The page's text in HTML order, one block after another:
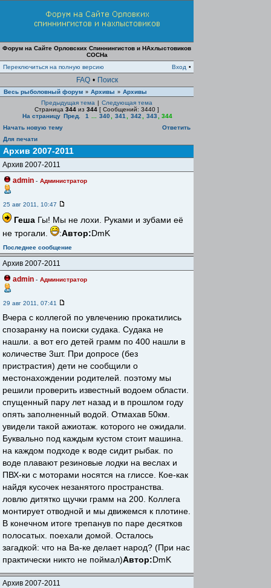
Форум на Сайте Орловских Спиннингистов и НАхлыстовиков
СОСНа
Переключиться на полную версию
Вход •
FAQ • Поиск
Весь рыболовный форум » Архивы » Архивы
Предыдущая тема | Следующая тема
Страница 344 из 344 [ Сообщений: 3440 ]
На страницу Пред. 1 340 341 342 343
344
Начать новую тему
Ответить
Для печати
Архив 2007-2011
Архив 2007-2011
admin - Администратор
25 авг 2011, 10:47
Геша Гы! Мы не лохи. Руками и зубами её
не трогали.
:Автор:DmK
Последнее сообщение
Архив 2007-2011
admin - Администратор
29 авг 2011, 07:41
Вчера с коллегой по увлечению прокатились
спозаранку на поиски судака. Судака не
нашли. а вот его детей грамм по 400 нашли в
количестве 3шт. При допросе (без
пристрастия) дети не сообщили о
местонахождении родителей. поэтому мы
решили проверить известный водоем области.
спущенный пару лет назад и в прошлом году
опять заполненный водой. Отмахав 50км.
увидели такой ажиотаж. которого не ожидали.
Буквально под каждым кустом стоит машина.
на каждом подходе к воде сидит рыбак. по
воде плавают резиновые лодки на веслах и
ПВХ-ки с моторами носятся на глиссе. Кое-как
найдя кусочек незанятого пространства.
ловлю дитятко щучки грамм на 200. Коллега
монтирует отводной и мы движемся к плотине.
В конечном итоге трепанув по паре десятков
полосатых. поехали домой. Осталось
загадкой: что на Ва-ке делает народ? (При нас
практически никто не поймал)Автор:DmK
Архив 2007-2011